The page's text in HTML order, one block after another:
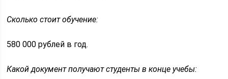
Сколько стоит обучение:
580 000 рублей в год.
Какой документ получают студенты в конце учебы: